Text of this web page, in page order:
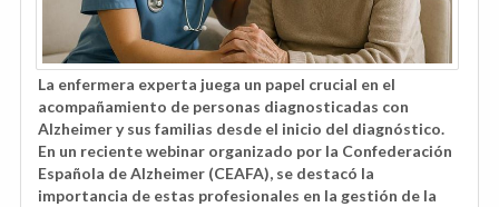
La enfermera experta juega un papel crucial en el
acompañamiento de personas diagnosticadas con
Alzheimer y sus familias desde el inicio del diagnóstico.
En un reciente webinar organizado por la Confederación
Española de Alzheimer (CEAFA), se destacó la
importancia de estas profesionales en la gestión de la